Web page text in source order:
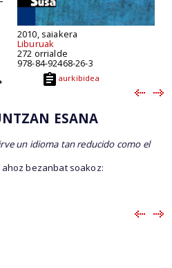
2010, saiakera
Liburuak
272 orrialde
978-84-92468-26-3
aurkibidea
ESANA
un idioma tan reducido como el
bezanbat soakoz: